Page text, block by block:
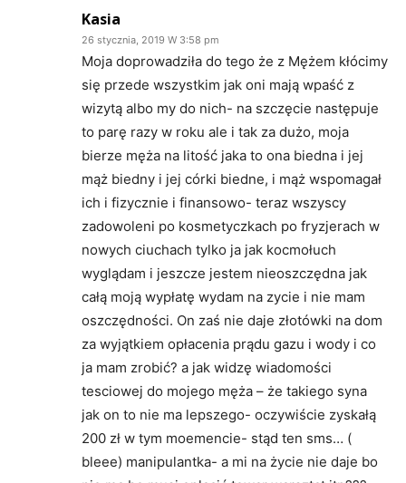
Kasia
26 stycznia, 2019 W 3:58 pm
Moja doprowadziła do tego że z Mężem kłócimy
się przede wszystkim jak oni mają wpaść z
wizytą albo my do nich- na szczęcie następuje
to parę razy w roku ale i tak za dużo, moja
bierze męża na litość jaka to ona biedna i jej
mąż biedny i jej córki biedne, i mąż wspomagał
ich i fizycznie i finansowo- teraz wszyscy
zadowoleni po kosmetyczkach po fryzjerach w
nowych ciuchach tylko ja jak kocmołuch
wyglądam i jeszcze jestem nieoszczędna jak
całą moją wypłatę wydam na zycie i nie mam
oszczędności. On zaś nie daje złotówki na dom
za wyjątkiem opłacenia prądu gazu i wody i co
ja mam zrobić? a jak widzę wiadomości
tesciowej do mojego męża – że takiego syna
jak on to nie ma lepszego- oczywiście zyskałą
200 zł w tym moemencie- stąd ten sms… (
bleee) manipulantka- a mi na życie nie daje bo